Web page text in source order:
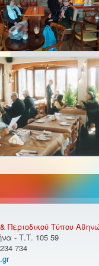
Περιοδικού Τύπου
- Τ.Τ. 105 59
734